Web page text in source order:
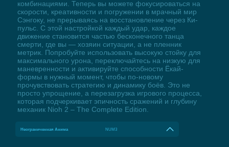
комбинациями. Теперь вы можете фокусироваться на
скорости, креативности и погружении в мрачный мир
Сэнгоку, не прерываясь на восстановление через Ки-
пульс. С этой настройкой каждый удар, каждое
движение становится частью бесконечного танца
смерти, где вы — хозяин ситуации, а не пленник
метрик. Попробуйте использовать высокую стойку для
максимального урона, переключайтесь на низкую для
маневренности и активируйте способности Ёкай-
формы в нужный момент, чтобы по-новому
прочувствовать стратегию и динамику боёв. Это не
просто упрощение, а перезагрузка игрового процесса,
которая подчеркивает эпичность сражений и глубину
механик Nioh 2 – The Complete Edition.
Неограниченная Анима NUM3